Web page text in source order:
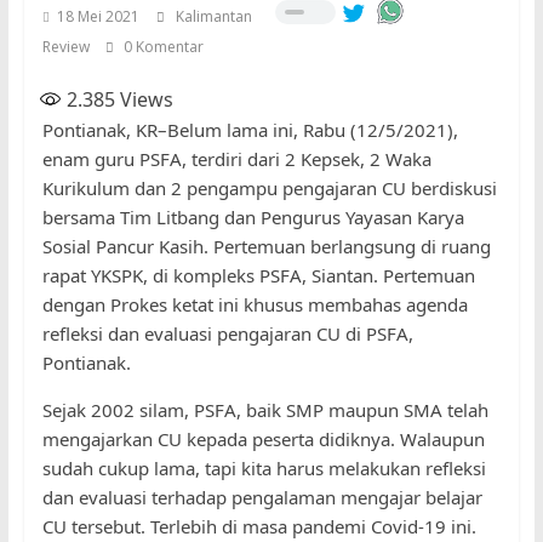
18 Mei 2021
Kalimantan
Review
0 Komentar
2.385Views
Pontianak, KR–Belum lama ini, Rabu (12/5/2021),
enam guru PSFA, terdiri dari 2 Kepsek, 2 Waka
Kurikulum dan 2 pengampu pengajaran CU berdiskusi
bersama Tim Litbang dan Pengurus Yayasan Karya
Sosial Pancur Kasih. Pertemuan berlangsung di ruang
rapat YKSPK, di kompleks PSFA, Siantan. Pertemuan
dengan Prokes ketat ini khusus membahas agenda
refleksi dan evaluasi pengajaran CU di PSFA,
Pontianak.
Sejak 2002 silam, PSFA, baik SMP maupun SMA telah
mengajarkan CU kepada peserta didiknya. Walaupun
sudah cukup lama, tapi kita harus melakukan refleksi
dan evaluasi terhadap pengalaman mengajar belajar
CU tersebut. Terlebih di masa pandemi Covid-19 ini.